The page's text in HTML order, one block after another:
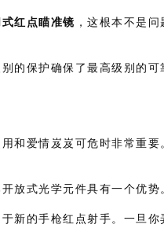
红点瞄准镜 ，这根本不是问
的保护确保了最高级别的
和爱情岌岌可危时非常重要
放式光学元件具有一个优
新的手枪红点射手。一旦